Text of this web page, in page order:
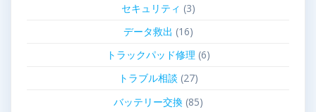
セキュリティ (3)
データ救出 (16)
トラックパッド修理 (6)
トラブル相談 (27)
バッテリー交換(85)